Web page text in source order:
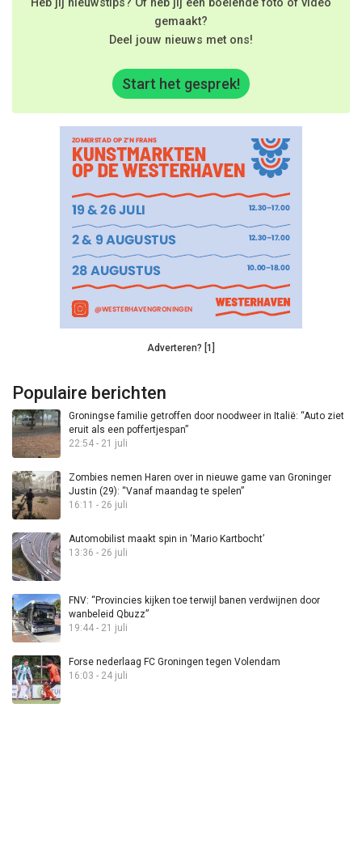
Heb jij nieuwstips? Of heb jij een boeiende foto of video
gemaakt?
Deel jouw nieuws met ons!
Start het gesprek!
Adverteren? [1]
Populaire berichten
Groningse familie getroffen door noodweer in Italië: “Auto ziet
eruit als een poffertjespan”
22:54 - 21 juli
Zombies nemen Haren over in nieuwe game van Groninger
Justin (29): “Vanaf maandag te spelen”
16:11 - 26 juli
Automobilist maakt spin in ‘Mario Kartbocht’
13:36 - 26 juli
FNV: “Provincies kijken toe terwijl banen verdwijnen door
wanbeleid Qbuzz”
19:44 - 21 juli
Forse nederlaag FC Groningen tegen Volendam
16:03 - 24 juli